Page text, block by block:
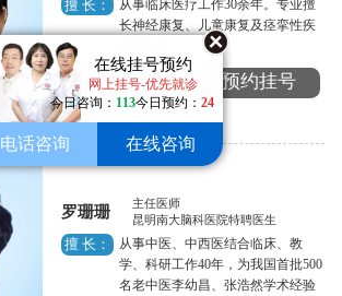
在线挂号预约
网上挂号-优先就诊
今日咨询： 113今日预约： 24
电话咨询 在线咨询
擅 长：
从事临床医疗工作30余年。专业擅
长神经康复、儿童康复及痉挛性疾
医生详情 预约挂号
罗珊珊
主任医师
昆明南大脑科医院特聘医生
擅 长：
从事中医、中西医结合临床、教
学、科研工作40年，为我国首批500
名老中医李幼昌、张浩然学术经验